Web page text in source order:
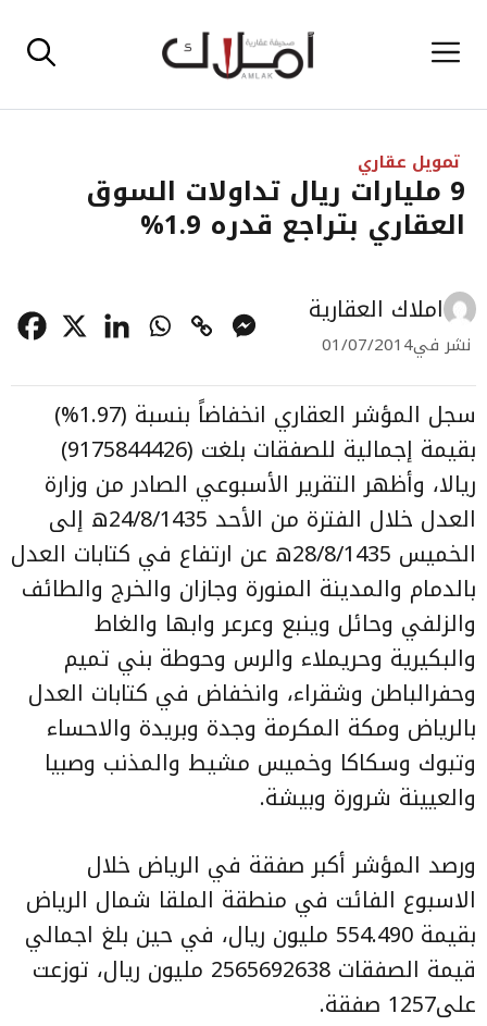
إلى القائمة
تمويل عقاري
9 مليارات ريال تداولات السوق
العقاري بتراجع قدره 1.9%
املاك العقارية
نشر في01/07/2014
سجل المؤشر العقاري انخفاضاً بنسبة (1.97%)
بقيمة إجمالية للصفقات بلغت (9175844426)
ريالا، وأظهر التقرير الأسبوعي الصادر من وزارة
العدل خلال الفترة من الأحد 24/8/1435ه إلى
الخميس 28/8/1435ه عن ارتفاع في كتابات العدل
بالدمام والمدينة المنورة وجازان والخرج والطائف
والزلفي وحائل وينبع وعرعر وابها والغاط
والبكيرية وحريملاء والرس وحوطة بني تميم
وحفرالباطن وشقراء، وانخفاض في كتابات العدل
بالرياض ومكة المكرمة وجدة وبريدة والاحساء
وتبوك وسكاكا وخميس مشيط والمذنب وصبيا
والعيينة شرورة وبيشة.
ورصد المؤشر أكبر صفقة في الرياض خلال
الاسبوع الفائت في منطقة الملقا شمال الرياض
بقيمة 554.490 مليون ريال، في حين بلغ اجمالي
قيمة الصفقات 2565692638 مليون ريال، توزعت
على1257 صفقة.